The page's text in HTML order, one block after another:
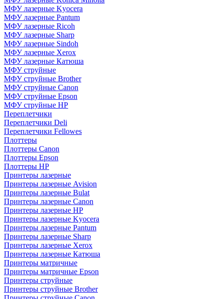
МФУ лазерные Kyocera
МФУ лазерные Pantum
МФУ лазерные Ricoh
МФУ лазерные Sharp
МФУ лазерные Sindoh
МФУ лазерные Xerox
МФУ лазерные Катюша
МФУ струйные
МФУ струйные Brother
МФУ струйные Canon
МФУ струйные Epson
МФУ струйные HP
Переплетчики
Переплетчики Deli
Переплетчики Fellowes
Плоттеры
Плоттеры Canon
Плоттеры Epson
Плоттеры HP
Принтеры лазерные
Принтеры лазерные Avision
Принтеры лазерные Bulat
Принтеры лазерные Canon
Принтеры лазерные HP
Принтеры лазерные Kyocera
Принтеры лазерные Pantum
Принтеры лазерные Sharp
Принтеры лазерные Xerox
Принтеры лазерные Катюша
Принтеры матричные
Принтеры матричные Epson
Принтеры струйные
Принтеры струйные Brother